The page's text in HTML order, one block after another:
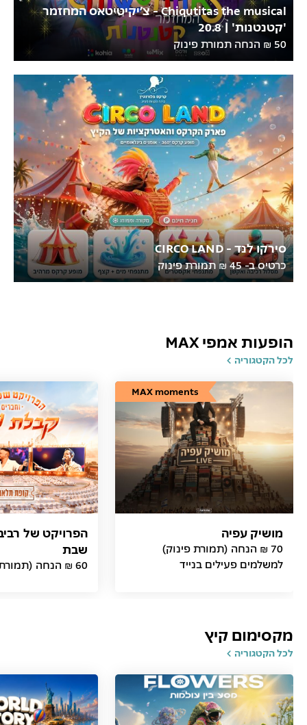
Chiqutitas the musical - צ’יקיטיטאס המחזמר
'קטנטנות' | 20.8
50 ₪ הנחה תמורת פינוק
סירקו לנד - CIRCO LAND
כרטיס ב- 45 ₪ תמורת פינוק
הופעות אמפי MAX
לכל הקטגוריה
מושיק עפיה
70 ₪ הנחה (תמורת פינוק)
למשלמים פעילים בנייד
MAX moments
הפרויקט של
שבת
60 ₪ הנחה (תמורת פינוק)
מקסימום קיץ
לכל הקטגוריה